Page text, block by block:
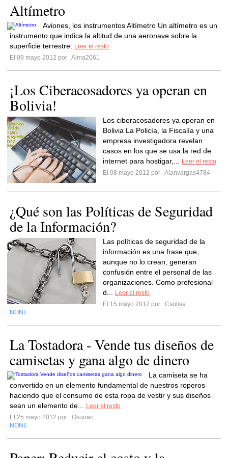
Altímetro
Aviones, los instrumentos Altímetro Un altímetro es un
instrumento que indica la altitud de una aeronave sobre la
superficie terrestre.
Leer el resto
El 09 mayo 2012 por Alma2061
¡Los Ciberacosadores ya operan en
Bolivia!
Los ciberacosadores ya operan en
Bolivia La Policía, la Fiscalía y una
empresa investigadora revelan
casos en los que se usa la red de
internet para hostigar,...
Leer el resto
El 08 mayo 2012 por Alanvargas4784
¿Qué son las Políticas de Seguridad
de la Información?
Las políticas de seguridad de la
información es una frase que,
aunque no lo crean, generan
confusión entre el personal de las
organizaciones. Como profesional
d...
Leer el resto
El 15 mayo 2012 por
Csoliss
NONE
La Tostadora - Vende tus diseños de
camisetas y gana algo de dinero
La camiseta se ha
convertido en un elemento fundamental de nuestros roperos
haciendo que el consumo de esta ropa de vestir y sus diseños
sean un elemento de...
Leer el resto
El 25 mayo 2012 por
Osunac
NONE